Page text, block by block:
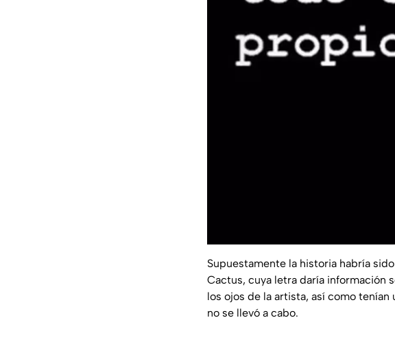
Supuestamente la historia habría
Cactus, cuya letra daría información
los ojos de la artista, así como
no se llevó a cabo.